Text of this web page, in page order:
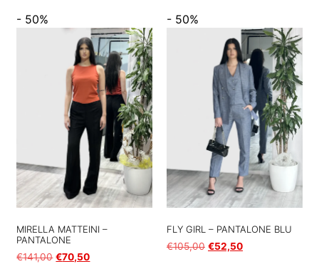
- 50%
MIRELLA MATTEINI –
PANTALONE
€141,00 €70,50
- 50%
FLY GIRL – PANTALONE BLU
€105,00 €52,50